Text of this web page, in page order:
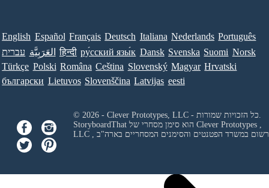
English Español Français Deutsch Italiana Nederlands Português
עברית العَرَبِيَّة हिन्दी ру́сский язы́к Dansk Svenska Suomi Norsk
Türkçe Polski Româna Ceština Slovenský Magyar Hrvatski
български Lietuvos Slovenščina Latvijas eesti
Clever Prototypes ,
LLC
ורשום במשרד הפטנטים והסימנים המסחריים בארה"ב